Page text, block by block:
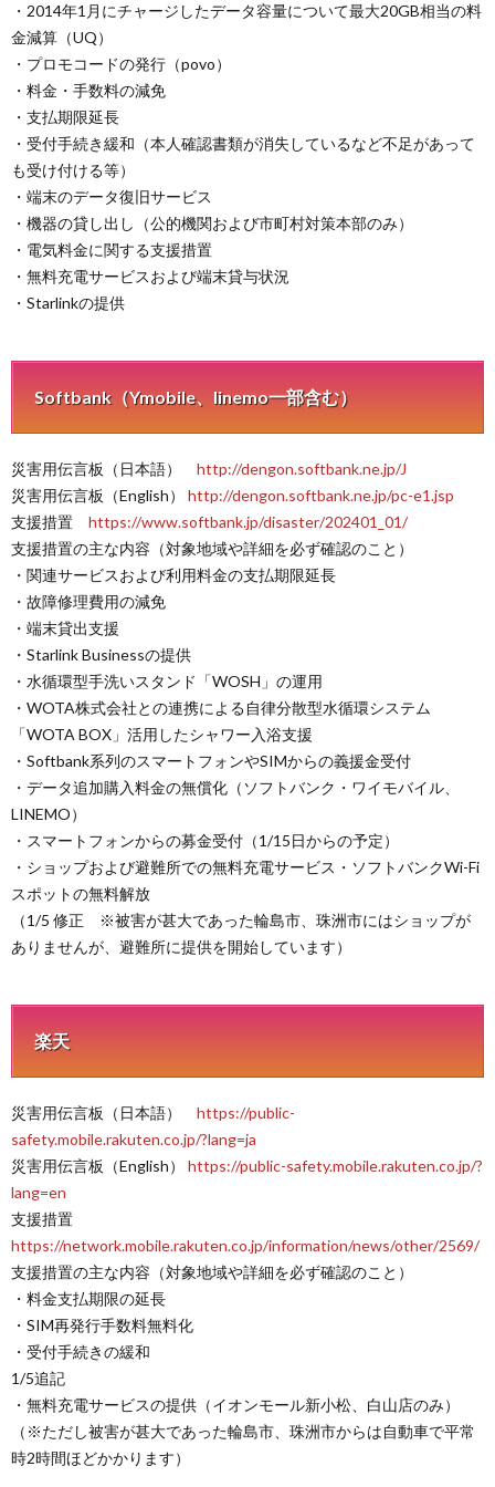
・2014年1月にチャージしたデータ容量について最大20GB相当の料
金減算（UQ）
・プロモコードの発行（povo）
・料金・手数料の減免
・支払期限延長
・受付手続き緩和（本人確認書類が消失しているなど不足があって
も受け付ける等）
・端末のデータ復旧サービス
・機器の貸し出し（公的機関および市町村対策本部のみ）
・電気料金に関する支援措置
・無料充電サービスおよび端末貸与状況
・Starlinkの提供
Softbank（Ymobile、linemo一部含む）
災害用伝言板（日本語） http://dengon.softbank.ne.jp/J
災害用伝言板（English） http://dengon.softbank.ne.jp/pc-e1.jsp
支援措置 https://www.softbank.jp/disaster/202401_01/
支援措置の主な内容（対象地域や詳細を必ず確認のこと）
・関連サービスおよび利用料金の支払期限延長
・故障修理費用の減免
・端末貸出支援
・Starlink Businessの提供
・水循環型手洗いスタンド「WOSH」の運用
・WOTA株式会社との連携による自律分散型水循環システム
「WOTA BOX」活用したシャワー入浴支援
・Softbank系列のスマートフォンやSIMからの義援金受付
・データ追加購入料金の無償化（ソフトバンク・ワイモバイル、
LINEMO）
・スマートフォンからの募金受付（1/15日からの予定）
・ショップおよび避難所での無料充電サービス・ソフトバンクWi-Fi
スポットの無料解放
（1/5 修正 ※被害が甚大であった輪島市、珠洲市にはショップが
ありませんが、避難所に提供を開始しています）
楽天
災害用伝言板（日本語） https://public-
safety.mobile.rakuten.co.jp/?lang=ja
災害用伝言板（English） https://public-safety.mobile.rakuten.co.jp/?
lang=en
支援措置
https://network.mobile.rakuten.co.jp/information/news/other/2569/
支援措置の主な内容（対象地域や詳細を必ず確認のこと）
・料金支払期限の延長
・SIM再発行手数料無料化
・受付手続きの緩和
1/5追記
・無料充電サービスの提供（イオンモール新小松、白山店のみ）
（※ただし被害が甚大であった輪島市、珠洲市からは自動車で平常
時2時間ほどかかります）